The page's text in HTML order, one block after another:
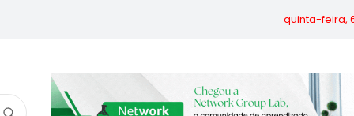
quinta-feira,